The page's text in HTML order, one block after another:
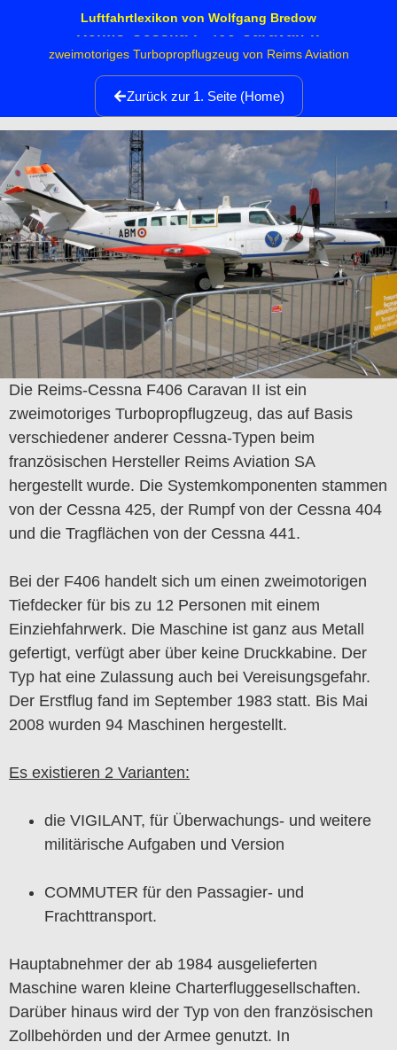
Luftfahrtlexikon von Wolfgang Bredow
Reims-Cessna F-406 Caravan II
zweimotoriges Turbopropflugzeug von Reims Aviation
Zurück zur 1. Seite (Home)
Die Reims-Cessna F406 Caravan II ist ein
zweimotoriges Turbopropflugzeug, das auf Basis
verschiedener anderer Cessna-Typen beim
französischen Hersteller Reims Aviation SA
hergestellt wurde. Die Systemkomponenten stammen
von der Cessna 425, der Rumpf von der Cessna 404
und die Tragflächen von der Cessna 441.
Bei der F406 handelt sich um einen zweimotorigen
Tiefdecker für bis zu 12 Personen mit einem
Einziehfahrwerk. Die Maschine ist ganz aus Metall
gefertigt, verfügt aber über keine Druckkabine. Der
Typ hat eine Zulassung auch bei Vereisungsgefahr.
Der Erstflug fand im September 1983 statt. Bis Mai
2008 wurden 94 Maschinen hergestellt.
Es existieren 2 Varianten:
die VIGILANT, für Überwachungs- und weitere
militärische Aufgaben und Version
COMMUTER für den Passagier- und
Frachttransport.
Hauptabnehmer der ab 1984 ausgelieferten
Maschine waren kleine Charterfluggesellschaften.
Darüber hinaus wird der Typ von den französischen
Zollbehörden und der Armee genutzt. In